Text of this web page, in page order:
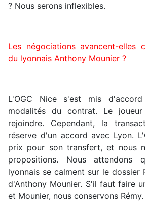
? Nous serons inflexibles.
Les négociations avancent-elles
du lyonnais Anthony Mounier ?
L'OGC Nice s'est mis
modalités du contrat. Le
rejoindre. Cependant, la
réserve d'un accord avec Lyon.
prix pour son transfert, et nous
propositions. Nous attendons
lyonnais se calment sur le dossier
d'Anthony Mounier. S'il faut faire
et Mounier, nous conservons Rémy.